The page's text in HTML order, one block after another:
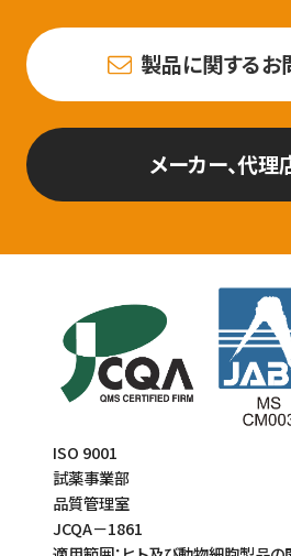
製品に関するお
メーカー、代理
ISO 9001
試薬事業部
品質管理室
JCQA－1861